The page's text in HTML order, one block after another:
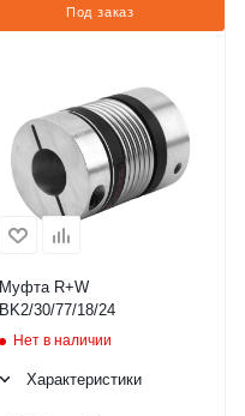
Под заказ
Муфта R+W
BK2/30/77/18/24
Нет в наличии
Характеристики